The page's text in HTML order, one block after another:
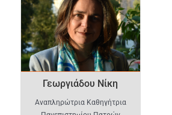
Γεωργιάδου Νίκη
Αναπληρώτρια Καθηγήτρια